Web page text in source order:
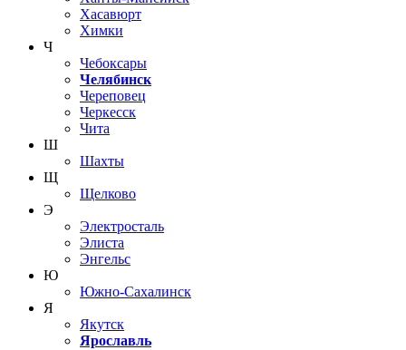
Хасавюрт
Химки
Ч
Чебоксары
Челябинск
Череповец
Черкесск
Чита
Ш
Шахты
Щ
Щелково
Э
Электросталь
Элиста
Энгельс
Ю
Южно-Сахалинск
Я
Якутск
Ярославль